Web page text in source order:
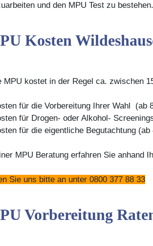
und den MPU Test zu bestehen.
Kosten
MPU kostet in der Regel ca. zwischen
für die Vorbereitung Ihrer Wahl (ab
für Drogen- oder Alkohol-
für die eigentliche Begutachtung (ab
MPU Beratung erfahren Sie anhand
Sie uns bitte an unter 0800 377 88 33
Vorbereitung